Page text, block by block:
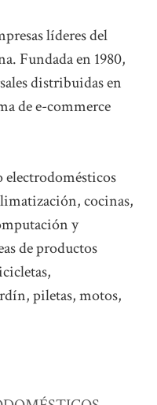
líderes del
Fundada en 1980,
distribuidas en
de e-commerce
cocinas,
y
de productos
piletas, motos,